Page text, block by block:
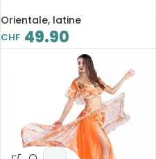
extensible, longue fente,
bande dorée, pour
performance
Orientale, latine
CHF 49.90